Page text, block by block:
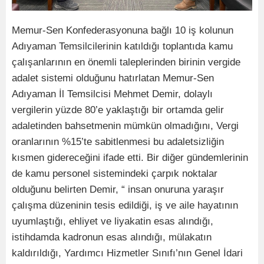
Memur-Sen Konfederasyonuna bağlı 10 iş kolunun
Adıyaman Temsilcilerinin katıldığı toplantıda kamu
çalışanlarının en önemli taleplerinden birinin vergide
adalet sistemi olduğunu hatırlatan Memur-Sen
Adıyaman İl Temsilcisi Mehmet Demir, dolaylı
vergilerin yüzde 80’e yaklaştığı bir ortamda gelir
adaletinden bahsetmenin mümkün olmadığını, Vergi
oranlarının %15’te sabitlenmesi bu adaletsizliğin
kısmen gidereceğini ifade etti. Bir diğer gündemlerinin
de kamu personel sistemindeki çarpık noktalar
olduğunu belirten Demir, “ insan onuruna yaraşır
çalışma düzeninin tesis edildiği, iş ve aile hayatının
uyumlaştığı, ehliyet ve liyakatin esas alındığı,
istihdamda kadronun esas alındığı, mülakatın
kaldırıldığı, Yardımcı Hizmetler Sınıfı’nın Genel İdari